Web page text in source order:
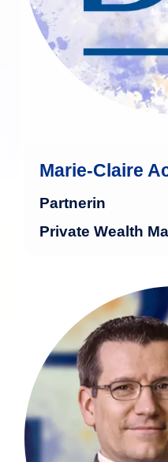
Marie-Claire
Partnerin
Private Wealth
1989 in
sowohl
Stephan
25
Finanzindustrie.
Studiums
besonderer
lernte er alle
Großbank